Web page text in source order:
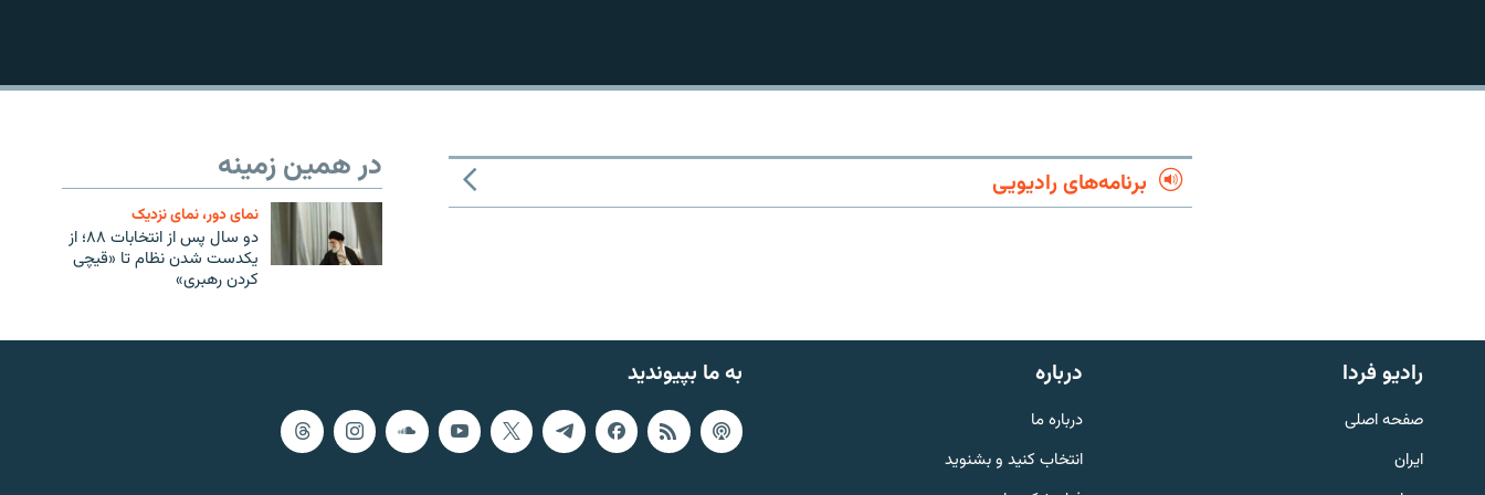
English
در همین زمینه
نمای دور، نمای نزدیک
دو سال پس از انتخابات ۸۸؛ از
یکدست شدن نظام تا «قیچی
کردن رهبری»
برنامه‌های رادیویی
به ما بپیوندید رادیو فردا
صفحه اصلی
ایران
درباره
درباره ما
انتخاب کنید و بشنوید